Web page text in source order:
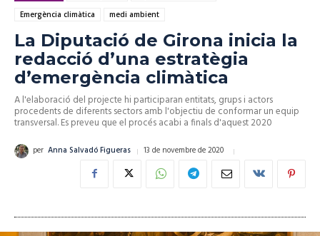
Emergència climàtica
medi ambient
La Diputació de Girona inicia la
redacció d’una estratègia
d’emergència climàtica
A l'elaboració del projecte hi participaran entitats, grups i actors
procedents de diferents sectors amb l'objectiu de conformar un equip
transversal. Es preveu que el procés acabi a finals d'aquest 2020
per Anna Salvadó Figueras 13 de novembre de 2020